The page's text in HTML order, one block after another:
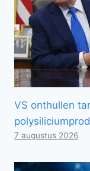
VS onthullen
7 augustus 2026